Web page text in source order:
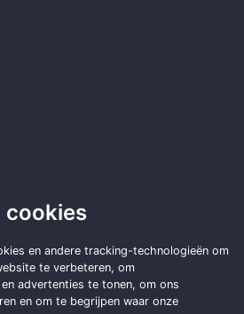
naar een
oplossing?
cookies
en andere tracking-technologieën om
te verbeteren, om
advertenties te tonen, om ons
en om te begrijpen waar onze